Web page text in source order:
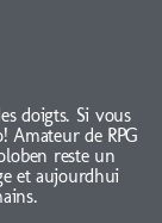
doigts. Si vous
Amateur de RPG
reste un
et aujourdhui